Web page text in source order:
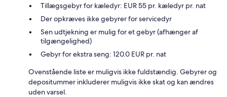
Tillægsgebyr for kæledyr: EUR 55 pr. kæledyr pr. nat
Der opkræves ikke gebyrer for servicedyr
Sen udtjekning er mulig for et gebyr (afhænger af
tilgængelighed)
Gebyr for ekstra seng: 120.0 EUR pr. nat
Ovenstående liste er muligvis ikke fuldstændig. Gebyrer og
depositummer inkluderer muligvis ikke skat og kan ændres
uden varsel.